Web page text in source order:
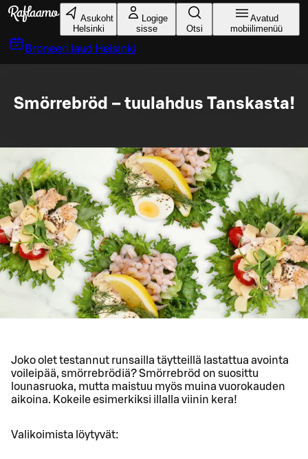
Liigu peamise sisu juurde
Asukoht
Helsinki
Logige
sisse
Otsi
Avatud
mobiilimenüü
Broneeri laud Helsinki
Smörrebröd – tuulahdus Tanskasta!
Joko olet testannut runsailla täytteillä lastattua avointa
voileipää, smörrebrödiä? Smörrebröd on suosittu
lounasruoka, mutta maistuu myös muina vuorokauden
aikoina. Kokeile esimerkiksi illalla viinin kera!
Valikoimista löytyvät: